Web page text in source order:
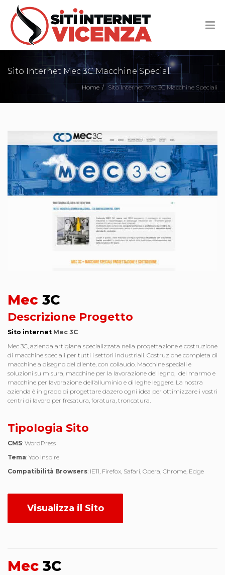
Sito Internet Mec 3C Macchine Speciali
Home Sito Internet Mec 3C Macchine Speciali
Mec 3C
Descrizione Progetto
Sito internet Mec 3C
Mec 3C, azienda artigiana specializzata nella progettazione e costruzione
di macchine speciali per tutti i settori industriali. Costruzione completa di
macchine a disegno del cliente, con collaudo. Macchine speciali e
soluzioni su misura, macchine per la lavorazione del legno, del marmo e
macchine per lavorazione dell’alluminio e di leghe leggere. La nostra
azienda è in grado di progettare dazero ogni idea per ottimizzare i vostri
centri di lavoro per fresatura, foratura, troncatura.
Tipologia Sito
CMS: WordPress
Tema: Yoo Inspire
Compatibilità Browsers: IE11, Firefox, Safari, Opera, Chrome, Edge
Visualizza il Sito
Mec 3C